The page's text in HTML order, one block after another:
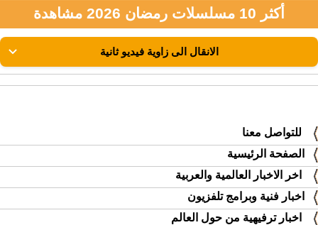
أكثر 10 مسلسلات رمضان 2026 مشاهدة
للتواصل معنا
الصفحة الرئيسية
اخر الاخبار العالمية والعربية
اخبار فنية وبرامج تلفزيون
اخبار ترفيهية من حول العالم